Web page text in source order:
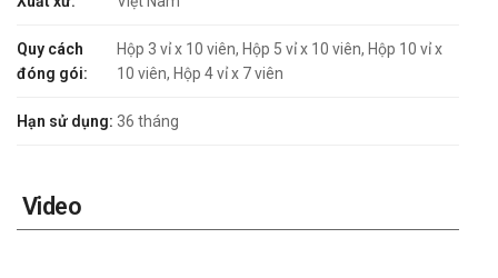
Quy cách
đóng gói:
Hộp 3 vỉ x 10 viên, Hộp 5 vỉ x 10 viên, Hộp 10 vỉ x
10 viên, Hộp 4 vỉ x 7 viên
Hạn sử dụng: 36 tháng
Video